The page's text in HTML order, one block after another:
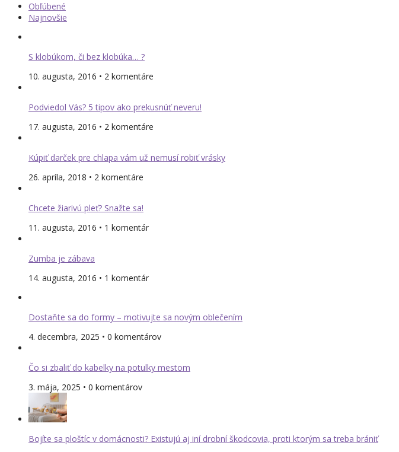
Obľúbené
Najnovšie
S klobúkom, či bez klobúka… ?
10. augusta, 2016 • 2 komentáre
Podviedol Vás? 5 tipov ako prekusnúť neveru!
17. augusta, 2016 • 2 komentáre
Kúpiť darček pre chlapa vám už nemusí robiť vrásky
26. apríla, 2018 • 2 komentáre
Chcete žiarivú pleť? Snažte sa!
11. augusta, 2016 • 1 komentár
Zumba je zábava
14. augusta, 2016 • 1 komentár
Dostaňte sa do formy – motivujte sa novým oblečením
4. decembra, 2025 • 0 komentárov
Čo si zbaliť do kabelky na potulky mestom
3. mája, 2025 • 0 komentárov
Bojíte sa ploštíc v domácnosti? Existujú aj iní drobní škodcovia, proti ktorým sa treba brániť